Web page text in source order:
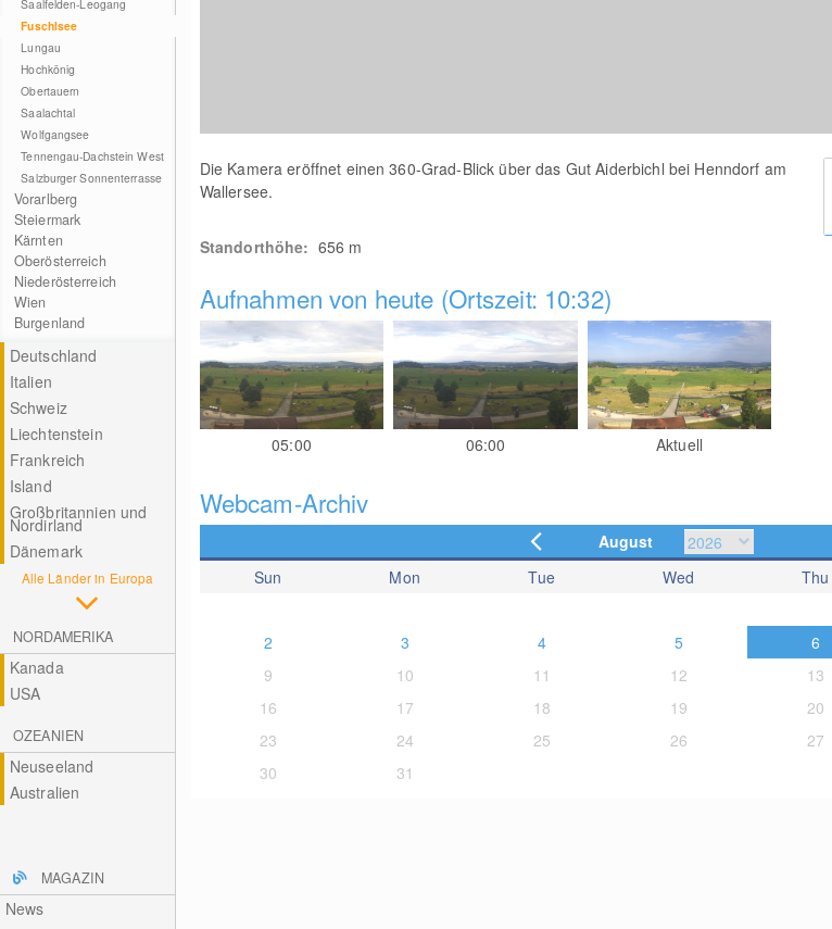
Saalfelden-Leogang
Fuschlsee
Lungau
Hochkönig
Obertauern
Saalachtal
Wolfgangsee
Tennengau-Dachstein West
Salzburger Sonnenterrasse
Vorarlberg
Steiermark
Kärnten
Oberösterreich
Niederösterreich
Wien
Burgenland
Deutschland
Italien
Schweiz
Liechtenstein
Frankreich
Island
Großbritannien und
Nordirland
Dänemark
Alle Länder in Europa
NORDAMERIKA
Kanada
USA
OZEANIEN
Neuseeland
Australien
MAGAZIN
News
Die Kamera eröffnet einen 360-Grad-Blick über das Gut Aiderbichl bei Henndorf am
Wallersee.
Standorthöhe: 656 m
Aufnahmen von heute (Ortszeit: 10:32)
05:00 06:00 Aktuell
Webcam-Archiv
August
Sun
Mon Tue Wed Thu
2
3 4 5 6
9
10 11 12 13
16
17 18 19 20
23
24 25 26 27
30
31